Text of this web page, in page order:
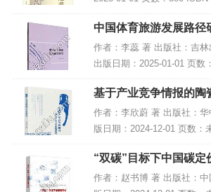
书大小：204MB [高清扫描
著作《...
中国体育旅游发展路径
书下载,网盘资源
作者：李蕊 著 出版社：吉
出版日期：2025-01-01 页数
56983 电子书大小：239MB
内容简...
基于产业竞争情报的陶
究,PDF电子书下载
作者：李欣蔚 著 出版社：
版日期：2024-12-01 页数：
4054 电子书大小：257MB [
容简介 本...
“双碳”目标下中国碳定
子书下载
作者：赵书博 著 出版社：